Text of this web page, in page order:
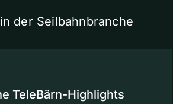
der Seilbahnbranche
TeleBärn-Highlights